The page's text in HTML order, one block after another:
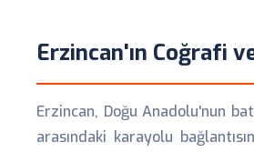
Erzincan'ın Coğrafi
Erzincan, Doğu Anadolu'nun
arasındaki karayolu